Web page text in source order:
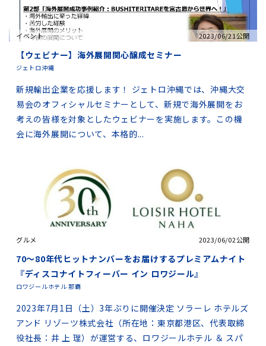
イベント 2023/06/21公開
【ウェビナー】海外展開関心醸成セミナー
ジェトロ沖縄
新規輸出企業を応援します！ ジェトロ沖縄では、沖縄大交
易会のオフィシャルセミナーとして、新規で海外展開をお
考えの皆様を対象としたウェビナーを実施します。この機
会に海外展開について、本格的...
グルメ 2023/06/02公開
70～80年代ヒットナンバーをお届けするプレミアムナイト
『ディスコナイトフィーバー イン ロワジール』
ロワジールホテル 那覇
2023年7月1日（土）3年ぶりに開催決定 ソラーレ ホテルズ
アンド リゾーツ株式会社（所在地：東京都港区、代表取締
役社長：井 上 理）が運営する、ロワジールホテル ＆ スパ